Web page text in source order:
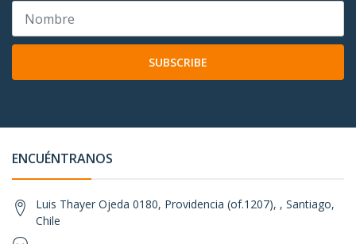
SUBSCRIBE
ENCUÉNTRANOS
Luis Thayer Ojeda 0180, Providencia (of.1207), , Santiago,
Chile